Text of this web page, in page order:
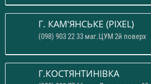
Г. КАМ'ЯНСЬКЕ (PIXEL)
(098) 903 22 33 маг.ЦУМ 2й поверх
Г.КОСТЯНТИНІВКА